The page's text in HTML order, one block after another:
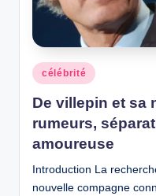
w
Posted
in
célébrité
De villepin et sa
rumeurs,
amoureuse
Introduction La
nouvelle compagne